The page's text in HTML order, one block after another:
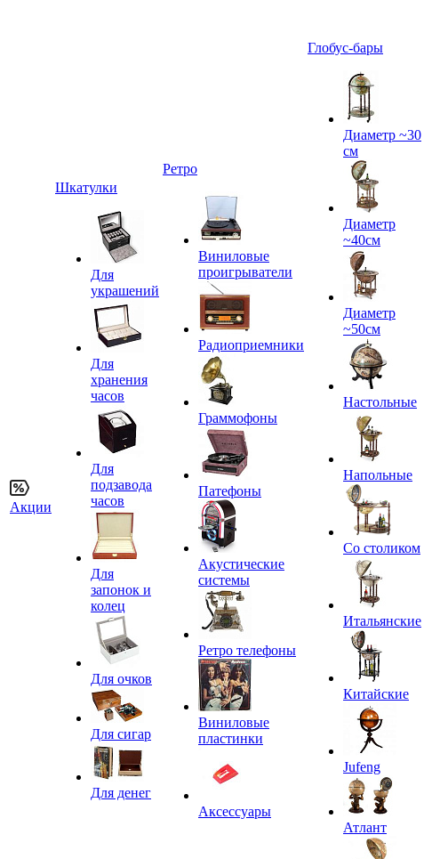
Акции
Шкатулки
Для
украшений
Для
хранения
часов
Для
подзавода
часов
Для
запонок и
колец
Для очков
Для сигар
Для денег
Ретро
Виниловые
проигрыватели
Радиоприемники
Граммофоны
Патефоны
Акустические
системы
Ретро телефоны
Виниловые
пластинки
Аксессуары
Глобус-бары
Диаметр ~30
см
Диаметр
~40см
Диаметр
~50см
Настольные
Напольные
Со столиком
Итальянские
Китайские
Jufeng
Атлант